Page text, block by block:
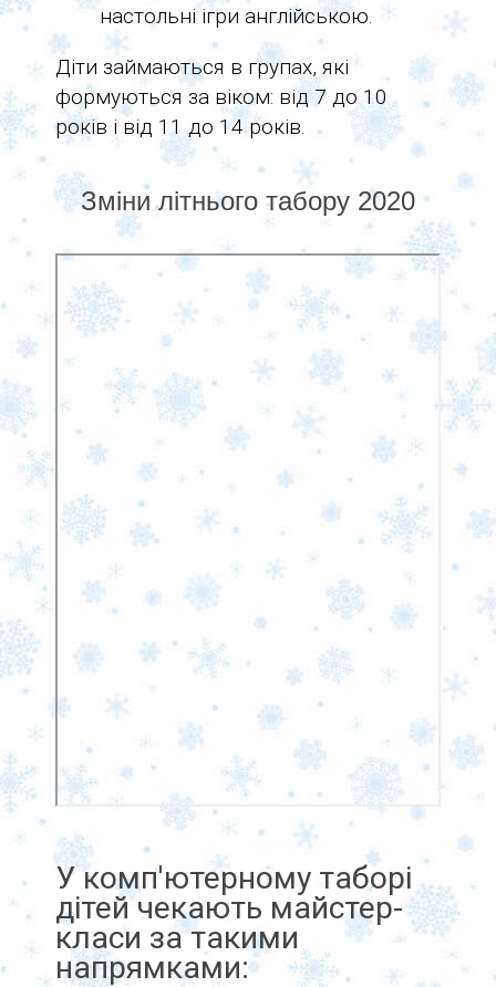
настольні ігри англійською.
Діти займаються в групах, які
формуються за віком: від 7 до 10
років і від 11 до 14 років.
Зміни літнього табору 2020
У комп'ютерному таборі
дітей чекають майстер-
класи за такими
напрямками: